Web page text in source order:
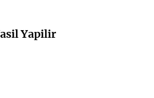
Yapilir